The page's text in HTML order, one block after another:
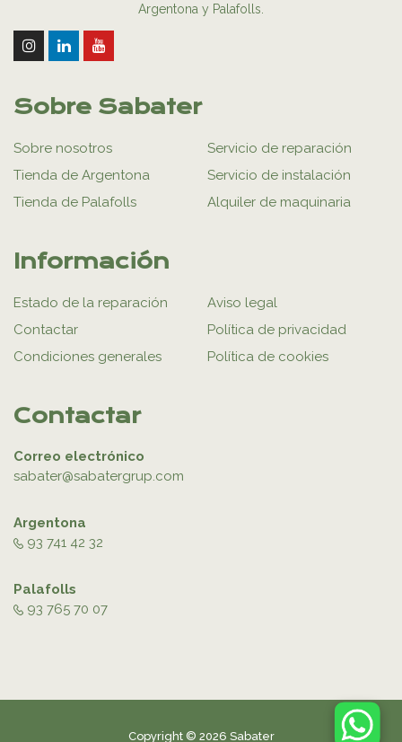
Argentona y Palafolls.
Sobre Sabater
Sobre nosotros
Tienda de Argentona
Tienda de Palafolls
Servicio de reparación
Servicio de instalación
Alquiler de maquinaria
Información
Estado de la reparación
Contactar
Condiciones generales
Aviso legal
Política de privacidad
Política de cookies
Contactar
Correo electrónico
sabater@sabatergrup.com
Argentona
93 741 42 32
Palafolls
93 765 70 07
Copyright © 2026 Sabater